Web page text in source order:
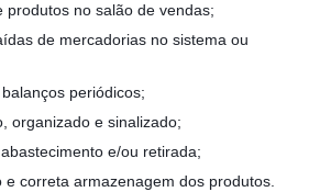
produtos no salão de vendas;
de mercadorias no sistema ou
periódicos;
organizado e sinalizado;
e/ou retirada;
correta armazenagem dos produtos.